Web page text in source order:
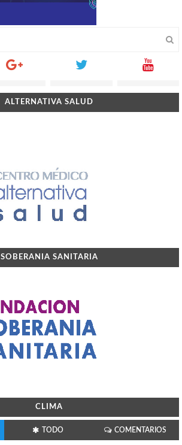
ALTERNATIVA SALUD
SOBERANIA SANITARIA
CLIMA
TODO COMENTARIOS